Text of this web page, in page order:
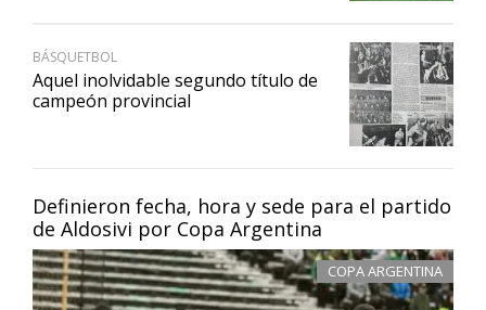
Definieron fecha, hora y sede para el partido
de Aldosivi por Copa Argentina
COPA ARGENTINA
BÁSQUETBOL
Aquel inolvidable segundo título de
campeón provincial